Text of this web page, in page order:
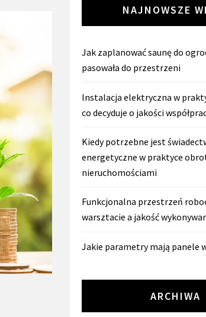
NAJNOWSZE
Jak zaplanować saunę do
pasowała do przestrzeni
Instalacja elektryczna w
co decyduje o jakości
Kiedy potrzebne jest
energetyczne w praktyce
nieruchomościami
Funkcjonalna przestrzeń
warsztacie a jakość
Jakie parametry mają panele
ARCHIWA